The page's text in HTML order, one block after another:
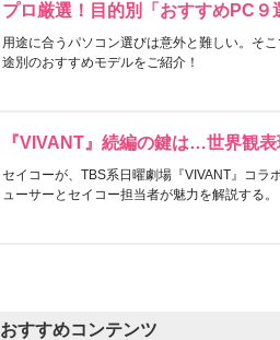
プロ厳選！目的別「おすすめPC９
用途に合うパソコン選びは意外と難しい。そ
途別のおすすめモデルをご紹介！
『VIVANT』続編の鍵は…世界観
セイコーが、TBS系日曜劇場『VIVANT』コラ
ューサーとセイコー担当者が魅力を解説する。
おすすめコンテンツ